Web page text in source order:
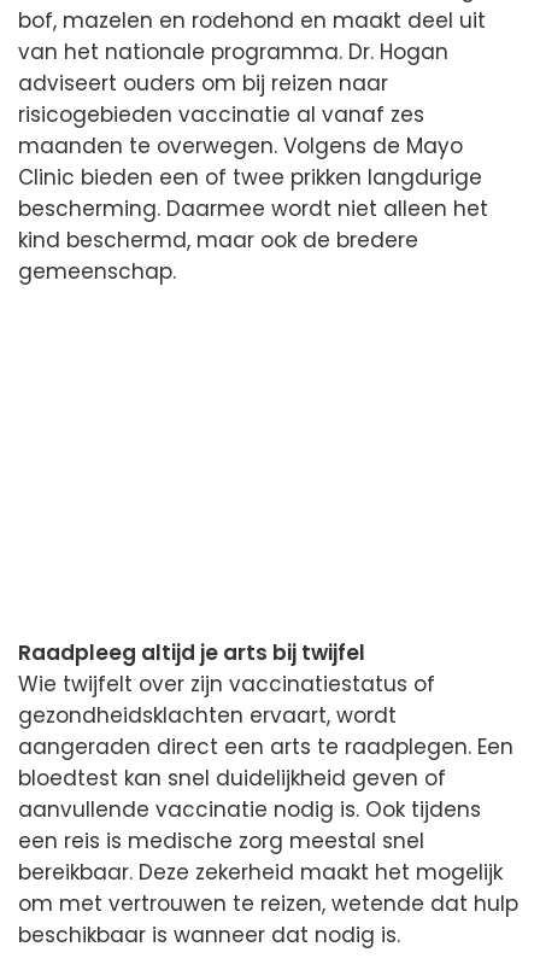
bof, mazelen en rodehond en maakt deel uit
van het nationale programma. Dr. Hogan
adviseert ouders om bij reizen naar
risicogebieden vaccinatie al vanaf zes
maanden te overwegen. Volgens de Mayo
Clinic bieden een of twee prikken langdurige
bescherming. Daarmee wordt niet alleen het
kind beschermd, maar ook de bredere
gemeenschap.
Raadpleeg altijd je arts bij twijfel
Wie twijfelt over zijn vaccinatiestatus of
gezondheidsklachten ervaart, wordt
aangeraden direct een arts te raadplegen. Een
bloedtest kan snel duidelijkheid geven of
aanvullende vaccinatie nodig is. Ook tijdens
een reis is medische zorg meestal snel
bereikbaar. Deze zekerheid maakt het mogelijk
om met vertrouwen te reizen, wetende dat hulp
beschikbaar is wanneer dat nodig is.